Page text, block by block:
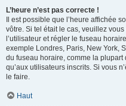
L’heure n’est pas correcte !
Il est possible que l’heure affichée
vôtre. Si tel était le cas, veuillez
l’utilisateur et régler le fuseau
exemple Londres, Paris, New York,
du fuseau horaire, comme la plupart
qu’aux utilisateurs inscrits. Si vous
le faire.
Haut